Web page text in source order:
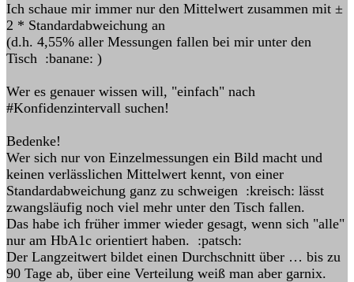
Ich schaue mir immer nur den Mittelwert zusammen mit ±
2 * Standardabweichung an
(d.h. 4,55% aller Messungen fallen bei mir unter den
Tisch :banane: )
Wer es genauer wissen will, "einfach" nach
#Konfidenzintervall suchen!
Bedenke!
Wer sich nur von Einzelmessungen ein Bild macht und
keinen verlässlichen Mittelwert kennt, von einer
Standardabweichung ganz zu schweigen :kreisch: lässt
zwangsläufig noch viel mehr unter den Tisch fallen.
Das habe ich früher immer wieder gesagt, wenn sich "alle"
nur am HbA1c orientiert haben. :patsch:
Der Langzeitwert bildet einen Durchschnitt über … bis zu
90 Tage ab, über eine Verteilung weiß man aber garnix.